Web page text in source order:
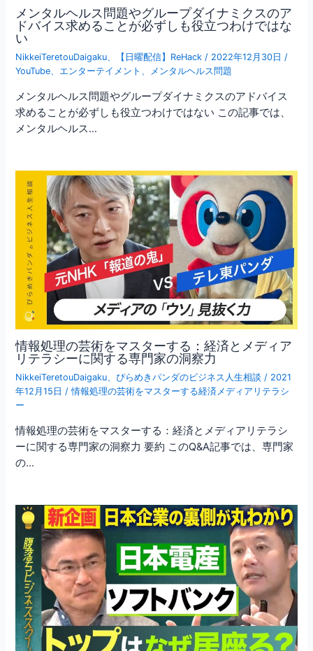
メンタルヘルス問題やグループダイナミクスのア
ドバイス求めることが必ずしも役立つわけではな
い
NikkeiTeretouDaigaku、 【日曜配信】ReHack / 2022年12月30日 /
YouTube、 エンターテイメント 、 メンタルヘルス問題
メンタルヘルス問題やグループダイナミクスのアドバイス
求めることが必ずしも役立つわけではない この記事では、
メンタルヘルス…
情報処理の芸術をマスターする：経済とメディア
リテラシーに関する専門家の洞察力
NikkeiTeretouDaigaku、ぴらめきパンダのビジネス人生相談 / 2021
年12月15日 /情報処理の芸術をマスターする経済メディアリテラシ
ー
情報処理の芸術をマスターする：経済とメディアリテラシ
ーに関する専門家の洞察力 要約 このQ&A記事では、専門家
の…